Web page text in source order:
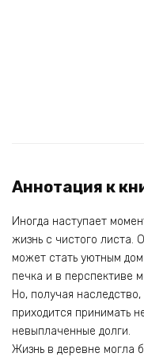
Аннотация к
Иногда наступает
жизнь с чистого листа.
может стать уютным
печка и в перспективе
Но, получая наследство,
приходится принимать
невыплаченные долги.
Жизнь в деревне могла